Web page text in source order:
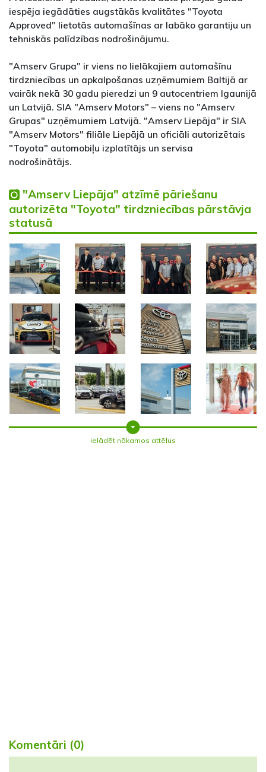
iespēja iegādāties augstākās kvalitātes "Toyota
Approved" lietotās automašīnas ar labāko garantiju un
tehniskās palīdzības nodrošinājumu.
"Amserv Grupa" ir viens no lielākajiem automašīnu
tirdzniecības un apkalpošanas uzņēmumiem Baltijā ar
vairāk nekā 30 gadu pieredzi un 9 autocentriem Igaunijā
un Latvijā. SIA "Amserv Motors" – viens no "Amserv
Grupas" uzņēmumiem Latvijā. "Amserv Liepāja" ir SIA
"Amserv Motors" filiāle Liepājā un oficiāli autorizētais
"Toyota" automobiļu izplatītājs un servisa
nodrošinātājs.
"Amserv Liepāja" atzīmē pāriešanu
autorizēta "Toyota" tirdzniecības pārstāvja
statusā
ielādēt nākamos attēlus
Komentāri (0)